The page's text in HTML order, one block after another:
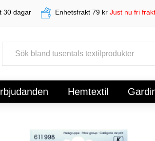
30 dagar Enhetsfrakt 79 kr Just nu fri
Hemtextil